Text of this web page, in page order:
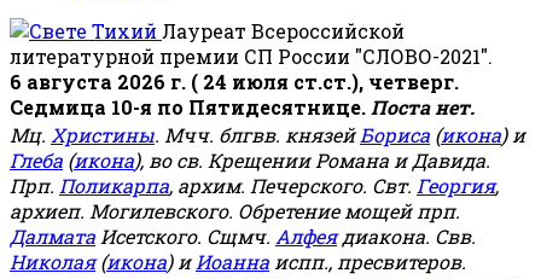
Лауреат Всероссийской
литературной премии СП России "СЛОВО-2021".
6 августа 2026 г. ( 24 июля ст.ст.), четверг.
Седмица 10-я по Пятидесятнице. Поста нет.
Мц. Христины. Мчч. блгвв. князейБориса (икона) и
Глеба (икона), во св. Крещении Романа и Давида.
Прп. Поликарпа, архим. Печерского. Свт. Георгия,
архиеп. Могилевского. Обретение мощей прп.
Далмата Исетского. Сщмч. Алфеядиакона. Свв.
Николая(икона) иИоанна испп., пресвитеров.